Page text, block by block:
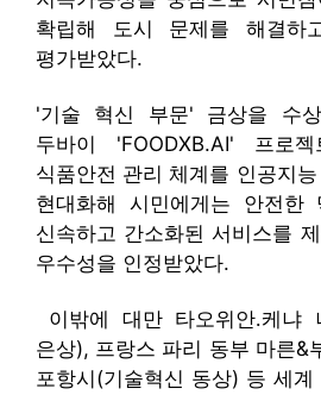
확립해 도시 문제를 해결하
평가받았다.
'기술 혁신 부문' 금상을 수
두바이 'FOODXB.AI' 프로
식품안전 관리 체계를 인공지
현대화해 시민에게는 안전한
신속하고 간소화된 서비스를
우수성을 인정받았다.
이밖에 대만 타오위안․케냐
은상), 프랑스 파리 동부 마른&
포항시(기술혁신 동상) 등 세